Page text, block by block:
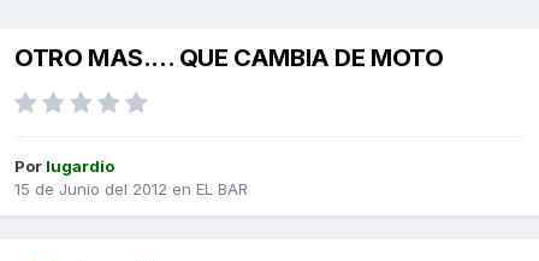
OTRO MAS.... QUE CAMBIA DE MOTO
Por lugardio
15 de Junio del 2012 en EL BAR